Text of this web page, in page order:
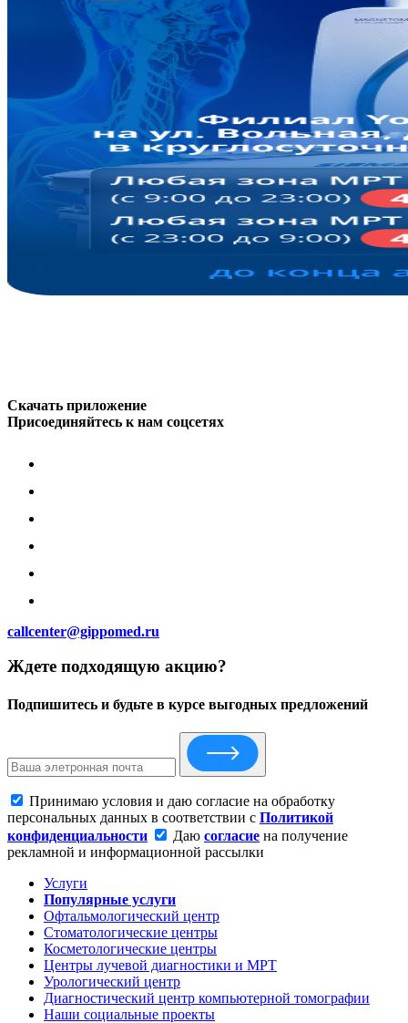
Скачать приложение
Присоединяйтесь к нам соцсетях
callcenter@gippomed.ru
Ждете подходящую акцию?
Подпишитесь и будьте в курсе выгодных предложений
Принимаю условия и даю согласие на обработку
персональных данных в соответствии с Политикой
конфиденциальности
Даю согласие на получение
рекламной и информационной рассылки
Услуги
Популярные услуги
Офтальмологический центр
Стоматологические центры
Косметологические центры
Центры лучевой диагностики и МРТ
Урологический центр
Диагностический центр компьютерной томографии
Наши социальные проекты